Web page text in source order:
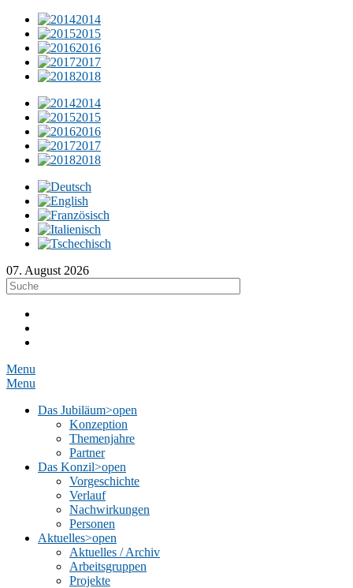
2014
2015
2016
2017
2018
2014
2015
2016
2017
2018
07. August 2026
Menu
Menu
Das Jubiläum>open
Konzeption
Themenjahre
Partner
Das Konzil>open
Vorgeschichte
Verlauf
Nachwirkungen
Personen
Aktuelles>open
Aktuelles / Archiv
Arbeitsgruppen
Projekte